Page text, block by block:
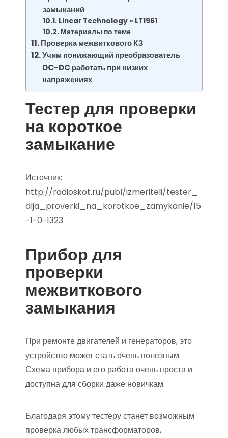
замыканий
Linear Technology » LT1961
Материалы по теме
Проверка межвиткового КЗ
Учим понижающий преобразователь
DC-DC работать при низких
напряжениях
Тестер для проверки
на короткое
замыкание
Источник:
http://radioskot.ru/publ/izmeriteli/tester_
dlja_proverki_na_korotkoe_zamykanie/15
-1-0-1323
Прибор для
проверки
межвиткового
замыкания
При ремонте двигателей и генераторов, это
устройство может стать очень полезным.
Схема прибора и его работа очень проста и
доступна для сборки даже новичкам.
Благодаря этому тестеру станет возможным
проверка любых трансформаторов,